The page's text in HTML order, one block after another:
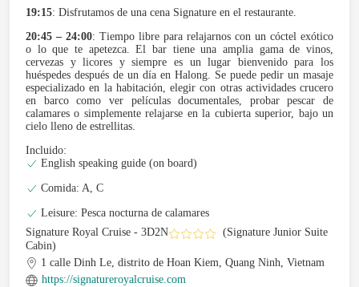
19:15: Disfrutamos de una cena Signature en el restaurante.
20:45 – 24:00: Tiempo libre para relajarnos con un cóctel exótico
o lo que te apetezca. El bar tiene una amplia gama de vinos,
cervezas y licores y siempre es un lugar bienvenido para los
huéspedes después de un día en Halong. Se puede pedir un masaje
especializado en la habitación, elegir con otras actividades crucero
en barco como ver películas documentales, probar pescar de
calamares o simplemente relajarse en la cubierta superior, bajo un
cielo lleno de estrellitas.
Incluido:
English speaking guide (on board)
Comida: A, C
Leisure: Pesca nocturna de calamares
Signature Royal Cruise - 3D2N
(Signature Junior Suite
Cabin)
1 calle Dinh Le, distrito de Hoan Kiem, Quang Ninh, Vietnam
https://signatureroyalcruise.com